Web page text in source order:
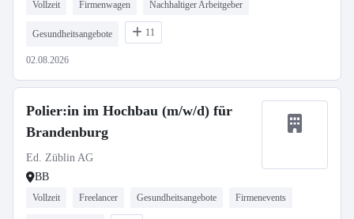
Vollzeit Firmenwagen Nachhaltiger Arbeitgeber
Gesundheitsangebote 11
02.08.2026
Polier:in im Hochbau (m/w/d) für
Brandenburg
Ed. Züblin AG
BB
Vollzeit Freelancer Gesundheitsangebote Firmenevents